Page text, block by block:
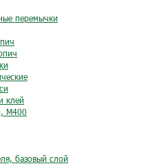
перемычки
клей
М400
базовый слой